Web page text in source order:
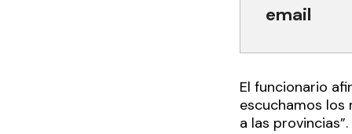
email
El funcionario
escuchamos
a las provincias”.